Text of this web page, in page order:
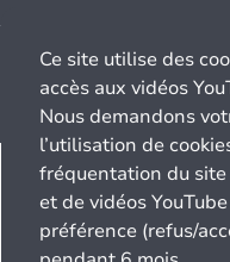
Ce site utilise des
accès aux vidéos
Nous demandons
l’utilisation de
fréquentation du
et de vidéos
préférence (refus/